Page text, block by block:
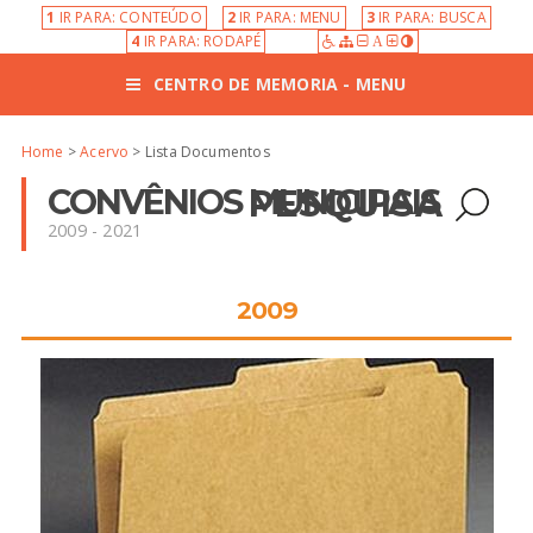
1 IR PARA: CONTEÚDO 2 IR PARA: MENU 3 IR PARA: BUSCA
4 IR PARA: RODAPÉ A
CENTRO DE MEMORIA - MENU
Home >Acervo > Lista Documentos
CONVÊNIOS MUNICIPAIS
2009 - 2021
PESQUISA
2009